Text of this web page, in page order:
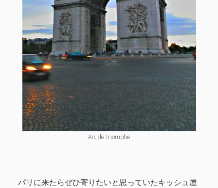
Arc de triomphe
パリに来たらぜひ寄りたいと思っていたキッシュ屋